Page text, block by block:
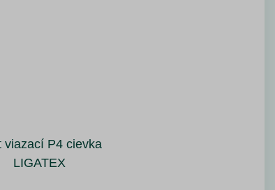
viazací P4 cievka
LIGATEX